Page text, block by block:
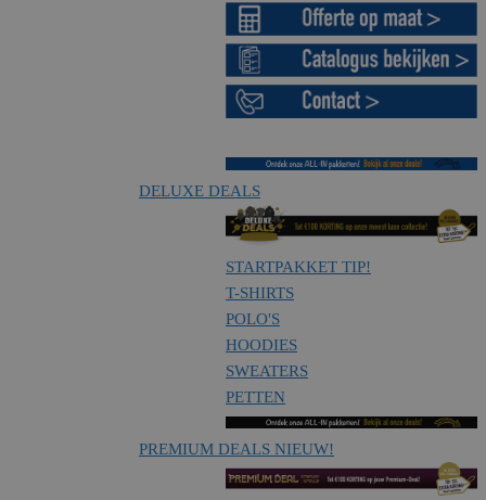
DELUXE DEALS
STARTPAKKET TIP!
T-SHIRTS
POLO'S
HOODIES
SWEATERS
PETTEN
PREMIUM DEALS NIEUW!